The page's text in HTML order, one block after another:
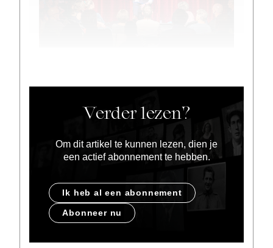
Verder lezen?
Om dit artikel te kunnen lezen, dien je
een actief abonnement te hebben.
Ik heb al een abonnement
Abonneer nu